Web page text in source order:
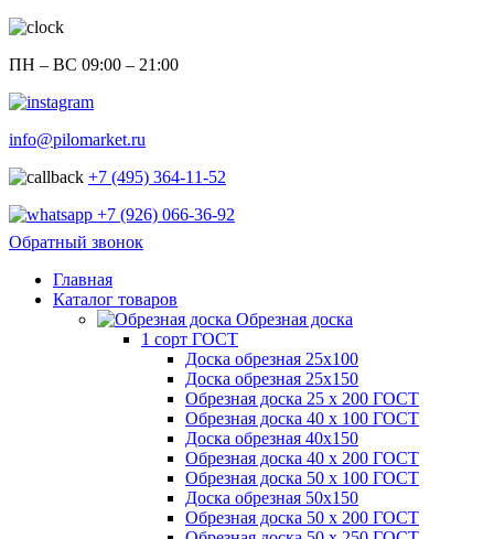
ПН – ВС 09:00 – 21:00
info@pilomarket.ru
+7 (495) 364-11-52
+7 (926) 066-36-92
Обратный звонок
Главная
Каталог товаров
Обрезная доска
1 сорт ГОСТ
Доска обрезная 25х100
Доска обрезная 25х150
Обрезная доска 25 х 200 ГОСТ
Обрезная доска 40 х 100 ГОСТ
Доска обрезная 40х150
Обрезная доска 40 х 200 ГОСТ
Обрезная доска 50 х 100 ГОСТ
Доска обрезная 50х150
Обрезная доска 50 х 200 ГОСТ